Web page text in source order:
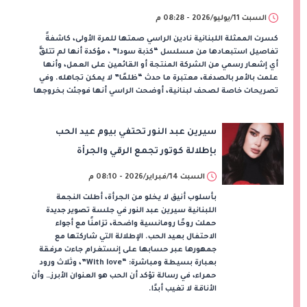
السبت 11/يوليو/2026 - 08:28 م
كسرت الممثلة اللبنانية نادين الراسي صمتها للمرة الأولى، كاشفةً
تفاصيل استبعادها من مسلسل “كذبة سودا” ، مؤكدة أنها لم تتلقَّ
أي إشعار رسمي من الشركة المنتجة أو القائمين على العمل، وأنها
علمت بالأمر بالصدفة، معتبرة ما حدث “ظلمًا” لا يمكن تجاهله. وفي
تصريحات خاصة لصحف لبنانية، أوضحت الراسي أنها فوجئت بخروجها
سيرين عبد النور تحتفي بيوم عيد الحب
بإطلالة كوتور تجمع الرقي والجرأة
السبت 14/فبراير/2026 - 08:10 م
بأسلوب أنيق لا يخلو من الجرأة، أطلت النجمة
اللبنانية سيرين عبد النور في جلسة تصوير جديدة
حملت روحًا رومانسية واضحة، تزامنًا مع أجواء
الاحتفال بعيد الحب. الإطلالة التي شاركتها مع
جمهورها عبر حسابها على إنستغرام جاءت مرفقة
بعبارة بسيطة ومباشرة: “With love”، وثلاث ورود
حمراء، في رسالة تؤكد أن الحب هو العنوان الأبرز… وأن
الأناقة لا تغيب أبدًا.